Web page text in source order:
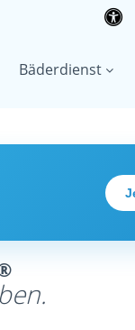
Bäderdienst